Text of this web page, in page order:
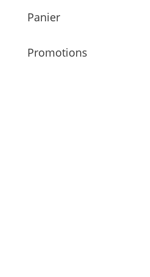
Panier
Promotions